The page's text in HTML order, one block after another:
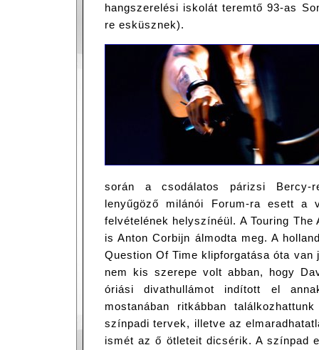
hangszerelési iskolát teremtő 93-as
re esküsznek).
során a csodálatos párizsi
lenyűgöző milánói Forum-ra esett a
felvételének helyszínéül. A Touring
is Anton Corbijn álmodta meg. A
Question Of Time klipforgatása óta van
nem kis szerepe volt abban, hogy
óriási divathullámot indított el
mostanában ritkábban
színpadi tervek, illetve az
ismét az ő ötleteit dicsérik. A színpad